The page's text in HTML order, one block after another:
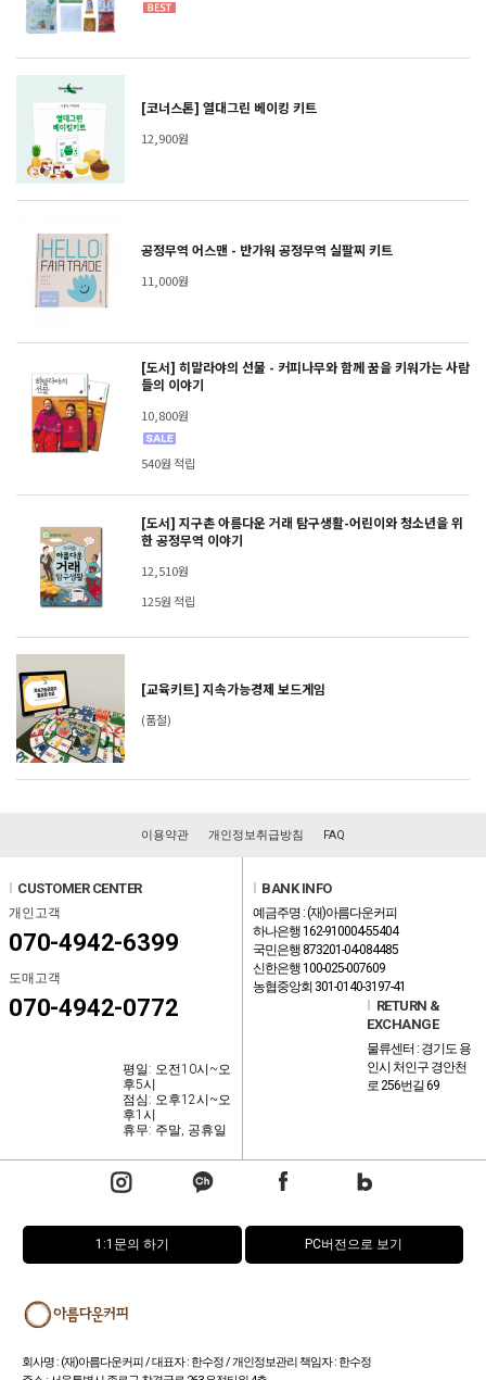
[코너스톤] 열대그린 베이킹 키트
12,900원
공정무역 어스맨 - 반가워 공정무역 실팔찌 키트
11,000원
[도서] 히말라야의 선물 - 커피나무와 함께 꿈을 키워가는 사람
들의 이야기
10,800원
540원 적립
[도서] 지구촌 아름다운 거래 탐구생활-어린이와 청소년을 위
한 공정무역 이야기
12,510원
125원 적립
[교육키트] 지속가능경제 보드게임
(품절)
이용약관 개인정보취급방침 FAQ
CUSTOMER CENTER
개인고객
070-4942-6399
도매고객
070-4942-0772
평일: 오전10시~오
후5시
점심: 오후12시~오
후1시
휴무: 주말, 공휴일
BANK INFO
예금주명 : (재)아름다운커피
하나은행 162-910004-55404
국민은행 873201-04-084485
신한은행 100-025-007609
농협중앙회 301-0140-3197-41
RETURN &
EXCHANGE
물류센터 : 경기도 용
인시 처인구 경안천
로 256번길 69
1:1문의 하기 PC버전으로 보기
회사명 : (재)아름다운커피 / 대표자 : 한수정 / 개인정보관리 책임자 : 한수정